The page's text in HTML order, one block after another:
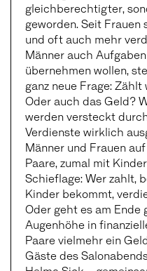
gleichberechtigter,
geworden. Seit
und oft auch mehr
Männer auch
übernehmen wollen,
ganz neue Frage:
Oder auch das Geld?
werden versteckt
Verdienste wirklich
Männer und Frauen
Paare, zumal mit
Schieflage: Wer zahlt,
Kinder bekommt,
Oder geht es am Ende
Augenhöhe in
Paare vielmehr ein
Gäste des